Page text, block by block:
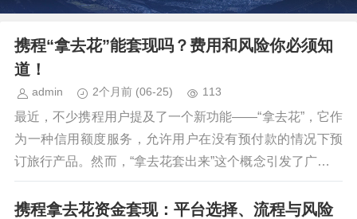
携程“拿去花”能套现吗？费用和风险你必须知
道！
admin 2个月前 (06-25) 113
最近，不少携程用户提及了一个新功能——“拿去花”，它作
为一种信用额度服务，允许用户在没有预付款的情况下预
订旅行产品。然而，“拿去花套出来”这个概念引发了广泛讨
论，人们关心的是通过这种方式获得的消费是否...
携程拿去花资金套现：平台选择、流程与风险